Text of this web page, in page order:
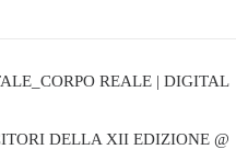
REALE | DIGITAL
DELLA XII EDIZIONE @